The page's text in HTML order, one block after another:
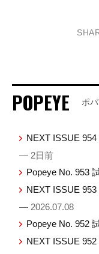
POPEYE ポ
NEXT ISSUE
— 2日前
Popeye No. 953
NEXT ISSUE
— 2026.07.08
Popeye No. 952
NEXT ISSUE